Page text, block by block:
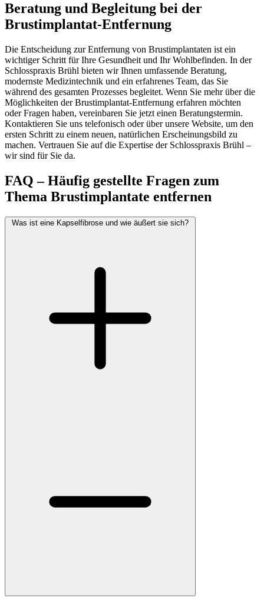
Beratung und Begleitung bei der
Brustimplantat-Entfernung
Die Entscheidung zur Entfernung von Brustimplantaten ist ein
wichtiger Schritt für Ihre Gesundheit und Ihr Wohlbefinden. In der
Schlosspraxis Brühl bieten wir Ihnen umfassende Beratung,
modernste Medizintechnik und ein erfahrenes Team, das Sie
während des gesamten Prozesses begleitet. Wenn Sie mehr über die
Möglichkeiten der Brustimplantat-Entfernung erfahren möchten
oder Fragen haben, vereinbaren Sie jetzt einen Beratungstermin.
Kontaktieren Sie uns telefonisch oder über unsere Website, um den
ersten Schritt zu einem neuen, natürlichen Erscheinungsbild zu
machen. Vertrauen Sie auf die Expertise der Schlosspraxis Brühl –
wir sind für Sie da.
FAQ – Häufig gestellte Fragen zum
Thema Brustimplantate entfernen
Was ist eine Kapselfibrose und wie äußert sie sich?